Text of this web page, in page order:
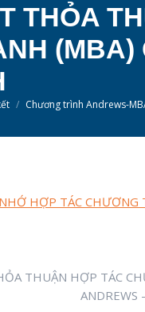
THỎA
Chương trình Andrews-
THUẬN HỢP TÁC
ANDREWS